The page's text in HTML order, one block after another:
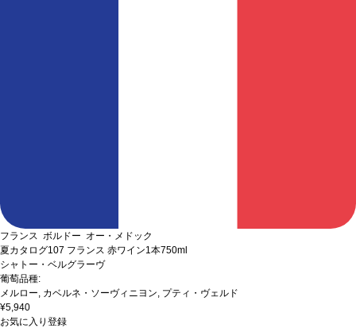
フランス ボルドー オー・メドック
夏カタログ107 フランス 赤ワイン1本750ml
シャトー・ベルグラーヴ
葡萄品種:
メルロー, カベルネ・ソーヴィニヨン, プティ・ヴェルド
¥5,940
お気に入り登録